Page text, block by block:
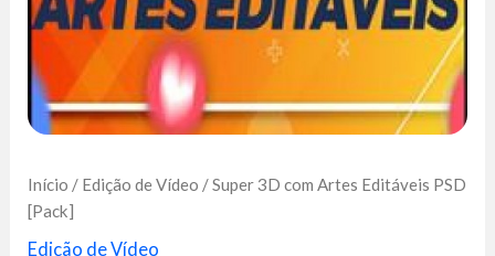
Início / Edição de Vídeo / Super 3D com Artes Editáveis PSD
[Pack]
Edição de Vídeo